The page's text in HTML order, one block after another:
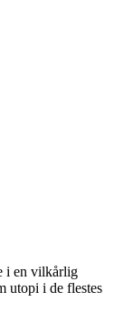
i en vilkårlig
utopi i de flestes